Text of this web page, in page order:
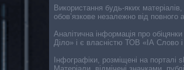
Використання будь-яких
обов’язкове незалежно від повного
Аналітична інформація про
Діло» і є власністю ТОВ «ІА Слово
Інфографіки, розміщені на